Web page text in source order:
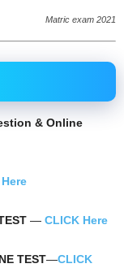
Matric exam 2021
& Online
— CLICK Here
TEST—CLICK